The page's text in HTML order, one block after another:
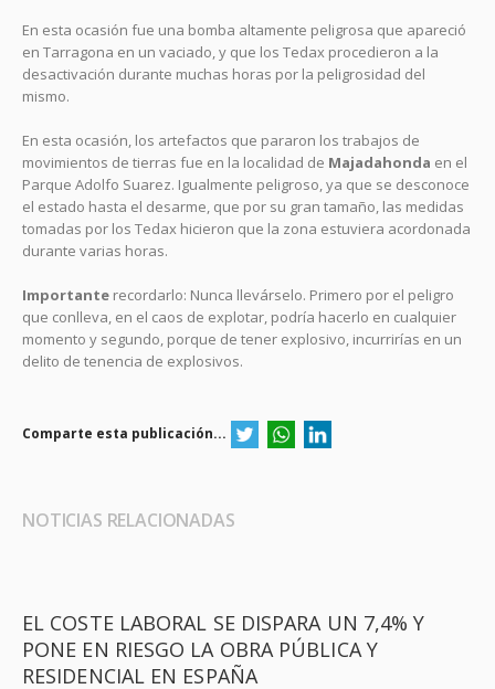
En esta ocasión fue una bomba altamente peligrosa que apareció
en Tarragona en un vaciado, y que los Tedax procedieron a la
desactivación durante muchas horas por la peligrosidad del
mismo.
En esta ocasión, los artefactos que pararon los trabajos de
movimientos de tierras fue en la localidad de Majadahonda en el
Parque Adolfo Suarez. Igualmente peligroso, ya que se desconoce
el estado hasta el desarme, que por su gran tamaño, las medidas
tomadas por los Tedax hicieron que la zona estuviera acordonada
durante varias horas.
Importante recordarlo: Nunca llevárselo. Primero por el peligro
que conlleva, en el caos de explotar, podría hacerlo en cualquier
momento y segundo, porque de tener explosivo, incurrirías en un
delito de tenencia de explosivos.
Comparte esta publicación...
NOTICIAS RELACIONADAS
EL COSTE LABORAL SE DISPARA UN 7,4% Y
PONE EN RIESGO LA OBRA PÚBLICA Y
RESIDENCIAL EN ESPAÑA ​